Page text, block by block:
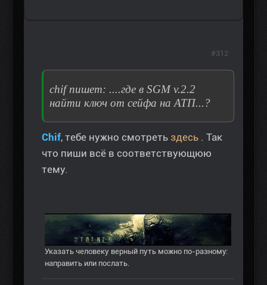
chif пишет: ....где в SGM v.2.2
найти ключ от сейфа на АТП...?
Chif, тебе нужно смотреть здесь . Так
что пиши всё в соответствующюю
тему.
Указать человеку верный путь можно по-разному:
направить или послать.
#312